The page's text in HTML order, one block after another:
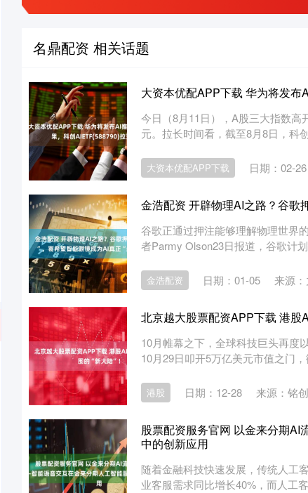
名鼎配资 相关话题
大资本优配APP下载 华为将发
今日（8月11日），A股三大指数高
元。拉长时间看，截至8月8日，科
大资本优配APP下载 日期：02-26
金浩配资 开辟物理AI之路？谷歌
谷歌正通过押注能够理解物理世界
者Parmy Olson23日报道，谷歌计
金浩配资 日期：01-05 来源
北京越大股票配资APP下载 港股
10月帷幕之下，全球科技巨头再度
10月29日叩开5万亿美元市值之门
港股 日期：12-28 来源：铭
股票配资服务官网 以金来分期
中的创新应用
随着金融科技快速发展，传统人工
业客服需求同比增长40%，而人工